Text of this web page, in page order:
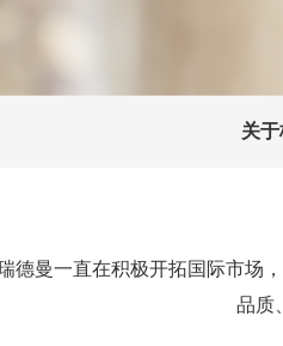
关
德曼一直在积极开拓国际市场
品质